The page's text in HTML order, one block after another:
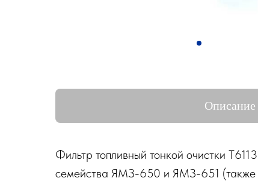
Описание
Фильтр топливный тонкой очистки
семейства ЯМЗ-650 и ЯМЗ-651 (также